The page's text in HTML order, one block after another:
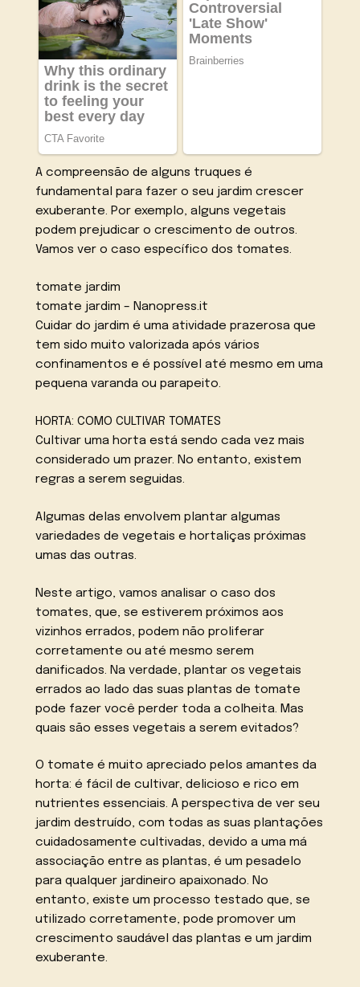
A compreensão de alguns truques é
fundamental para fazer o seu jardim crescer
exuberante. Por exemplo, alguns vegetais
podem prejudicar o crescimento de outros.
Vamos ver o caso específico dos tomates.
tomate jardim
tomate jardim – Nanopress.it
Cuidar do jardim é uma atividade prazerosa que
tem sido muito valorizada após vários
confinamentos e é possível até mesmo em uma
pequena varanda ou parapeito.
HORTA: COMO CULTIVAR TOMATES
Cultivar uma horta está sendo cada vez mais
considerado um prazer. No entanto, existem
regras a serem seguidas.
Algumas delas envolvem plantar algumas
variedades de vegetais e hortaliças próximas
umas das outras.
Neste artigo, vamos analisar o caso dos
tomates, que, se estiverem próximos aos
vizinhos errados, podem não proliferar
corretamente ou até mesmo serem
danificados. Na verdade, plantar os vegetais
errados ao lado das suas plantas de tomate
pode fazer você perder toda a colheita. Mas
quais são esses vegetais a serem evitados?
O tomate é muito apreciado pelos amantes da
horta: é fácil de cultivar, delicioso e rico em
nutrientes essenciais. A perspectiva de ver seu
jardim destruído, com todas as suas plantações
cuidadosamente cultivadas, devido a uma má
associação entre as plantas, é um pesadelo
para qualquer jardineiro apaixonado. No
entanto, existe um processo testado que, se
utilizado corretamente, pode promover um
crescimento saudável das plantas e um jardim
exuberante.